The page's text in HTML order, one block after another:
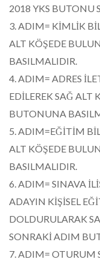
2018 YKS BUTONU
3. ADIM= KİMLİK
ALT KÖŞEDE
BASILMALIDIR.
4. ADIM= ADRES
EDİLEREK SAĞ
BUTONUNA
5. ADIM=EĞİTİM
ALT KÖŞEDE
BASILMALIDIR.
6. ADIM= SINAVA
ADAYIN KİŞİSEL
DOLDURULARAK
SONRAKİ ADIM
7. ADIM= OTURUM